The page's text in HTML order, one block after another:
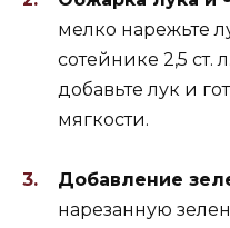
мелко нарежьте
сотейнике 2,5 ст.
добавьте лук и
мягкости.
Добавление
нарезанную